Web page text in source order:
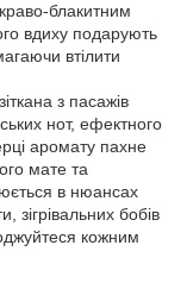
блакитним
вдиху подарують
втілити
з пасажів
нот, ефектного
аромату пахне
мате та
в нюансах
зігрівальних бобів
кожним